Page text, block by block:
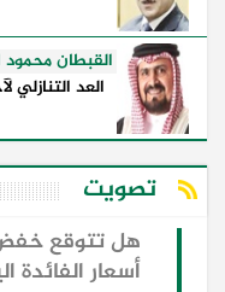
القبطان محمود
العد
تصويت
هل تتوقع خفض
أسعار الفائدة